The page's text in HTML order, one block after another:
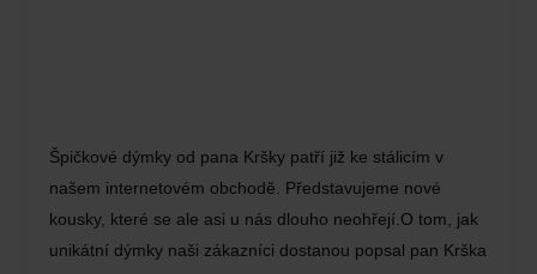
Špičkové dýmky od pana Kršky patří již ke stálicím v
našem internetovém obchodě. Představujeme nové
kousky, které se ale asi u nás dlouho neohřejí.O tom, jak
unikátní dýmky naši zákazníci dostanou popsal pan Krška